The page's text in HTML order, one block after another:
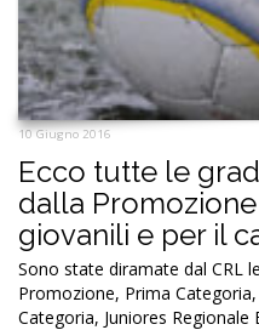
10 Giugno 2016
Ecco tutte le
dalla
giovanili e per il
Sono state diramate dal CRL
Promozione, Prima
Categoria, Juniores Regionale